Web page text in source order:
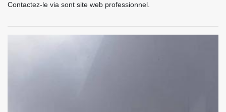
Contactez-le via sont site web professionnel.